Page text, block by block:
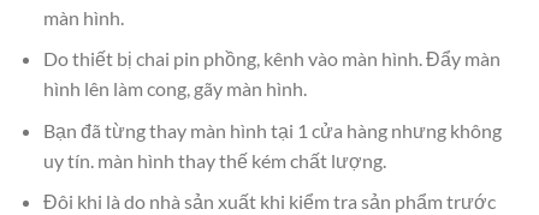
màn hình.
Do thiết bị chai pin phồng, kênh vào màn hình. Đẩy màn
hình lên làm cong, gãy màn hình.
Bạn đã từng thay màn hình tại 1 cửa hàng nhưng không
uy tín. màn hình thay thế kém chất lượng.
Đôi khi là do nhà sản xuất khi kiểm tra sản phẩm trước